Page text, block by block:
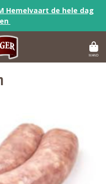
Hemelvaart de hele dag
MAND